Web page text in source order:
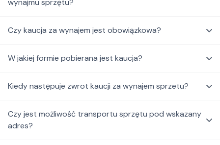
wynajmu sprzętu?
Czy kaucja za wynajem jest obowiązkowa?
W jakiej formie pobierana jest kaucja?
Kiedy następuje zwrot kaucji za wynajem sprzetu?
Czy jest możliwość transportu sprzętu pod wskazany
adres?